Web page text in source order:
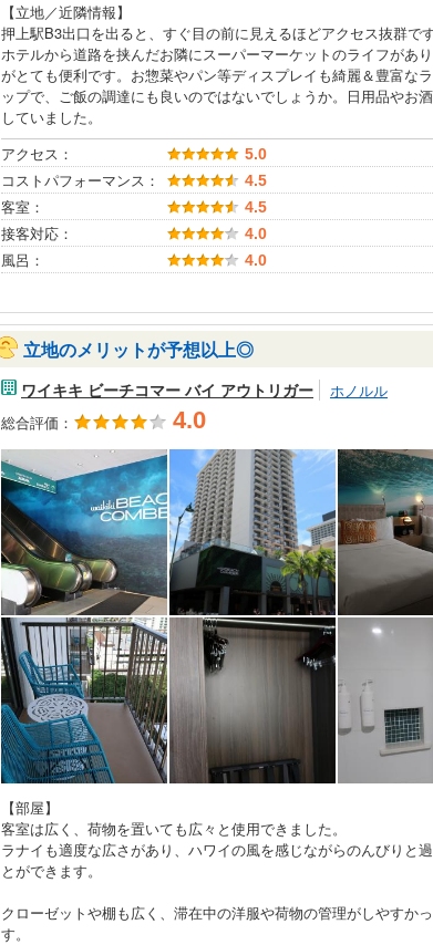
【立地／近隣情報】
押上駅B3出口を出ると、すぐ目の前に見えるほどアクセス抜群です
ホテルから道路を挟んだお隣にスーパーマーケットのライフがあ
がとても便利です。お惣菜やパン等ディスプレイも綺麗＆豊富な
ップで、ご飯の調達にも良いのではないでしょうか。日用品やお
していました。
アクセス： 5.0
コストパフォーマンス： 4.5
客室： 4.5
接客対応： 4.0
風呂： 4.0
立地のメリットが予想以上◎
ワイキキ ビーチコマー バイ アウトリガー
ホノルル
総合評価：
4.0
【部屋】
客室は広く、荷物を置いても広々と使用できました。
ラナイも適度な広さがあり、ハワイの風を感じながらのんびりと
とができます。
クローゼットや棚も広く、滞在中の洋服や荷物の管理がしやすか
す。